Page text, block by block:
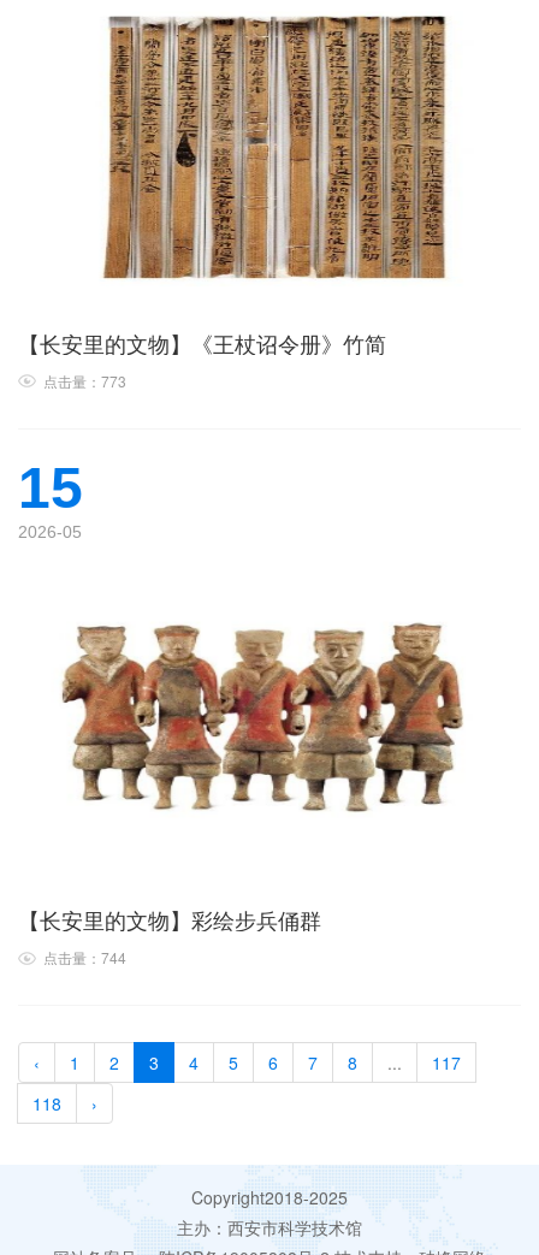
【长安里的文物】《王杖诏令册》竹简
点击量：773
15
2026-05
【长安里的文物】彩绘步兵俑群
点击量：744
‹ 1 2 3 4 5 6 7 8 ...
117
118
›
Copyright2018-2025
主办：西安市科学技术馆